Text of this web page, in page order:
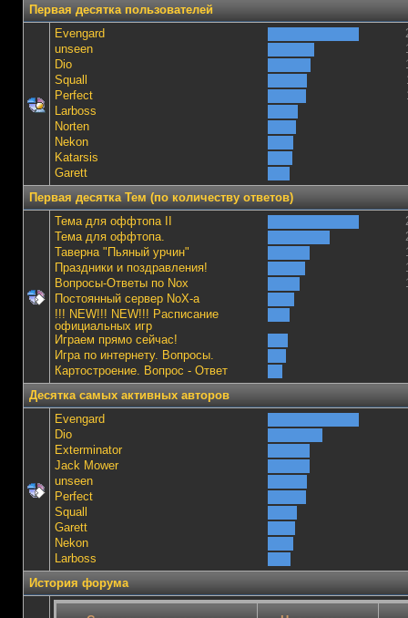
Первая десятка пользователей
Evengard
unseen
Dio
Squall
Perfect
Lаrboss
Norten
Nekon
Katarsis
Garett
Первая десятка Тем (по количеству ответов)
Тема для оффтопа II
Тема для оффтопа.
Таверна "Пьяный урчин"
Праздники и поздравления!
Вопросы-Ответы по Nox
Постоянный сервер NoX-а
!!! NEW!!! NEW!!! Расписание
официальных игр
Играем прямо сейчас!
Игра по интернету. Вопросы.
Картостроение. Вопрос - Ответ
Десятка самых активных авторов
Evengard
Dio
Exterminator
Jack Mower
unseen
Perfect
Squall
Garett
Nekon
Lаrboss
История форума